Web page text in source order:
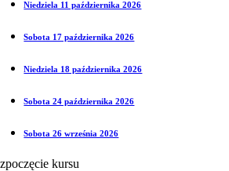
Niedziela 11 października 2026
Sobota 17 października 2026
Niedziela 18 października 2026
Sobota 24 października 2026
Sobota 26 września 2026
kursu